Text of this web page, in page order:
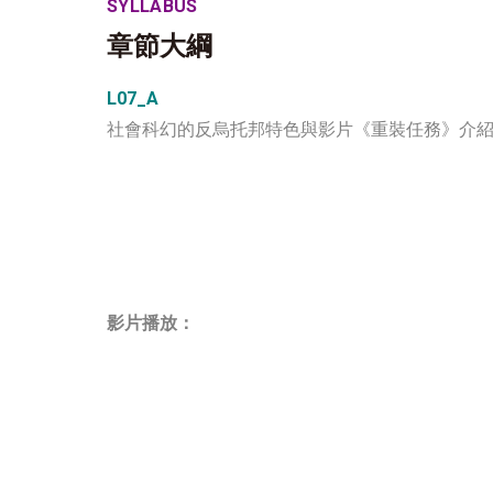
SYLLABUS
章節大綱
L07_A
社會科幻的反烏托邦特色與影片《重裝任務》介紹
影片播放：